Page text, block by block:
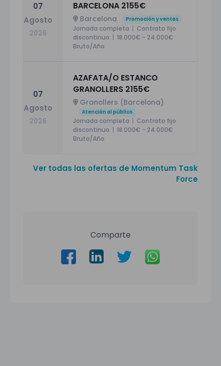
07
Agosto
2026
BARCELONA 2155€
Barcelona Promoción y ventas
Jornada completa | Contrato fijo
discontinuo | 18.000€ - 24.000€
Bruto/Año
07
Agosto
2026
AZAFATA/O ESTANCO
GRANOLLERS 2155€
Granollers (Barcelona)
Atención al público
Jornada completa | Contrato fijo
discontinuo | 18.000€ - 24.000€
Bruto/Año
Ver todas las ofertas de Momentum Task
Force
Comparte